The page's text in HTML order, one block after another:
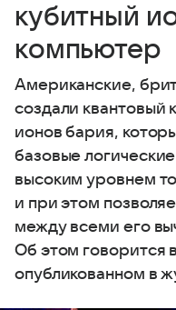
кубитный
компьютер
Американские,
создали квантовый
ионов бария,
базовые
высоким уровнем
и при этом
между всеми его
Об этом говорится
опубликованном в